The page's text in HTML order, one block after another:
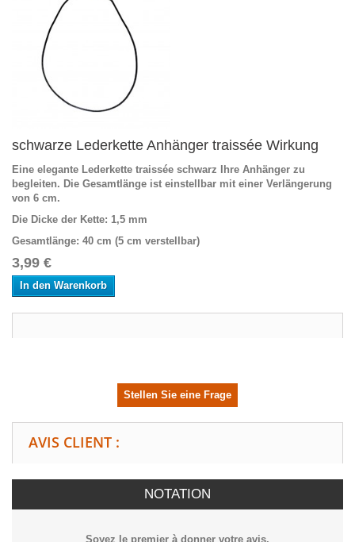
schwarze Lederkette Anhänger traissée Wirkung
Eine elegante Lederkette traissée schwarz Ihre Anhänger zu
begleiten. Die Gesamtlänge ist einstellbar mit einer Verlängerung
von 6 cm.
Die Dicke der Kette: 1,5 mm
Gesamtlänge: 40 cm (5 cm verstellbar)
3,99 €
In den Warenkorb
Stellen Sie eine Frage
AVIS CLIENT :
NOTATION
Soyez le premier à donner votre avis.